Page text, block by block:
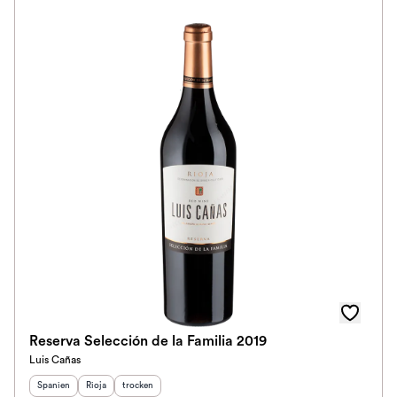
Reserva Selección de la Familia 2019
Luis Cañas
Herkunftsland:
Spanien Herkunftsregion:
Rioja Geschmack
trocken